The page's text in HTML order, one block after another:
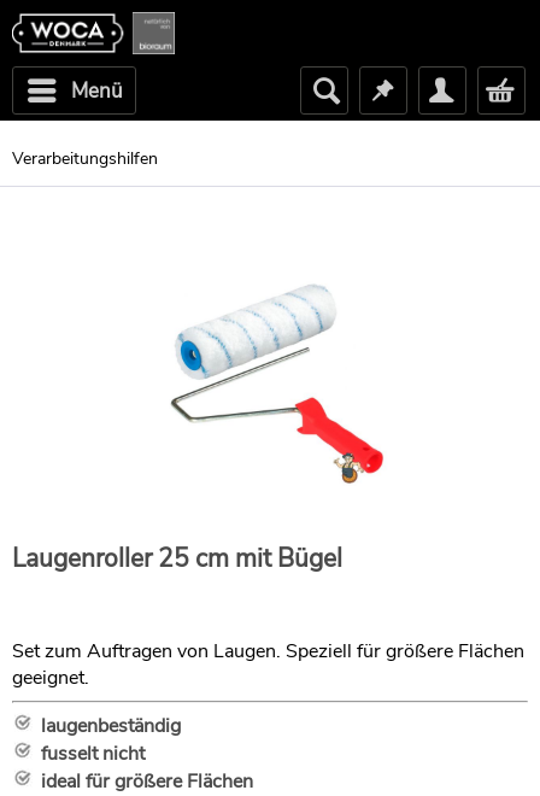
Menü
Verarbeitungshilfen
Laugenroller 25 cm mit Bügel
Set zum Auftragen von Laugen. Speziell für größere Flächen
geeignet.
laugenbeständig
fusselt nicht
ideal für größere Flächen